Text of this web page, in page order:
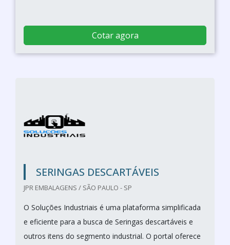
Cotar agora
SERINGAS DESCARTÁVEIS
JPR EMBALAGENS / SÃO PAULO - SP
O Soluções Industriais é uma plataforma simplificada
e eficiente para a busca de Seringas descartáveis e
outros itens do segmento industrial. O portal oferece